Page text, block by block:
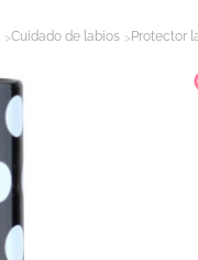
Cuidado de labios Protector